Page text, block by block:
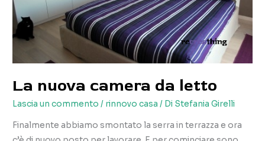
La nuova camera da letto
Lascia un commento / rinnovo casa / Di Stefania Girelli
Finalmente abbiamo smontato la serra in terrazza e ora